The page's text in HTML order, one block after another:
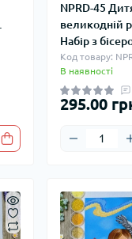
NPRD-45
великодній
Набір з
Код товару:
В наявності
295.00